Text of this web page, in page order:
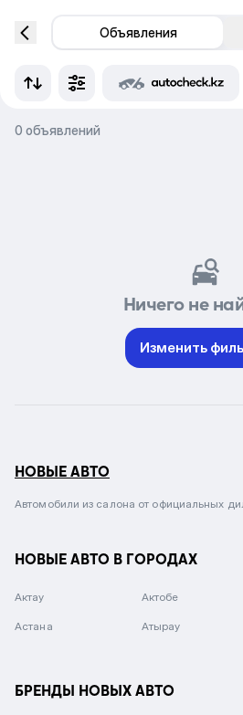
Объявления
0 объявлений
Ничего не
Изменить
НОВЫЕ АВТО
Автомобили из салона от официальных
НОВЫЕ АВТО В ГОРОДАХ
Актау Актобе
Астана Атырау
БРЕНДЫ НОВЫХ АВТО